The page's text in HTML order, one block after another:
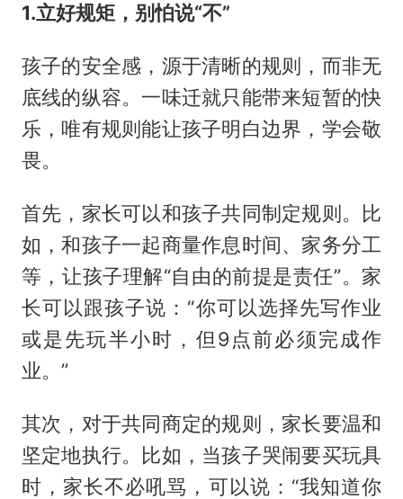
1.立好规矩，别怕说“不”
孩子的安全感，源于清晰的规则，而非无
底线的纵容。一味迁就只能带来短暂的快
乐，唯有规则能让孩子明白边界，学会敬
畏。
首先，家长可以和孩子共同制定规则。比
如，和孩子一起商量作息时间、家务分工
等，让孩子理解“自由的前提是责任”。家
长可以跟孩子说：“你可以选择先写作业
或是先玩半小时，但9点前必须完成作
业。”
其次，对于共同商定的规则，家长要温和
坚定地执行。比如，当孩子哭闹要买玩具
时，家长不必吼骂，可以说：“我知道你